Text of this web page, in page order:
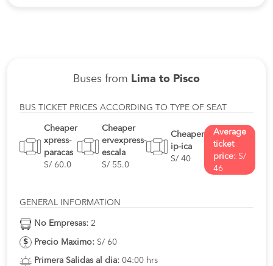
Buses from Lima to Pisco
BUS TICKET PRICES ACCORDING TO TYPE OF SEAT
Cheaper
xpress-
paracas
S/ 60.0
Cheaper
ervexpress-
escala
S/ 55.0
Cheaper
ip-ica
S/ 40
Average
ticket
price: S/
46
GENERAL INFORMATION
No Empresas: 2
Precio Maximo: S/ 60
Primera Salidas al dia: 04:00 hrs